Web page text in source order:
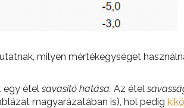
milyen mértékegységet
egy ételsavasító hatása. Az étel
magyarázatában is), hol pedig